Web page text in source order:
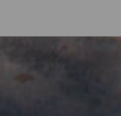
on runsaasti